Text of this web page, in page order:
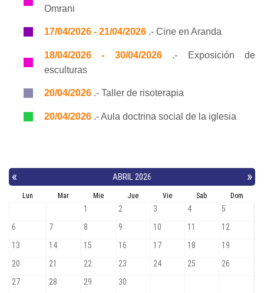
Omrani
17/04/2026 - 21/04/2026 .- Cine en Aranda
18/04/2026 - 30/04/2026.- Exposición de
esculturas
20/04/2026 .- Taller de risoterapia
20/04/2026 .- Aula doctrina social de la iglesia